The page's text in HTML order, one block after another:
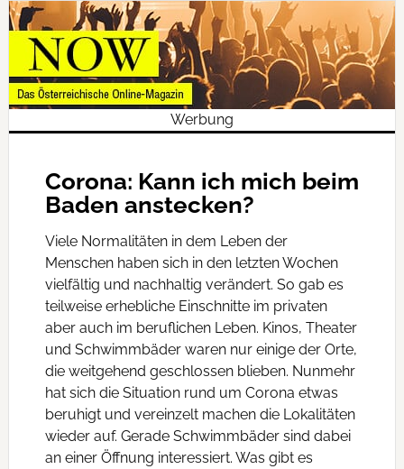
Werbung
Corona: Kann ich mich beim
Baden anstecken?
Viele Normalitäten in dem Leben der
Menschen haben sich in den letzten Wochen
vielfältig und nachhaltig verändert. So gab es
teilweise erhebliche Einschnitte im privaten
aber auch im beruflichen Leben. Kinos, Theater
und Schwimmbäder waren nur einige der Orte,
die weitgehend geschlossen blieben. Nunmehr
hat sich die Situation rund um Corona etwas
beruhigt und vereinzelt machen die Lokalitäten
wieder auf. Gerade Schwimmbäder sind dabei
an einer Öffnung interessiert. Was gibt es